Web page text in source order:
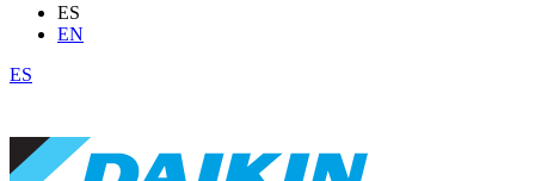
ES
EN
ES